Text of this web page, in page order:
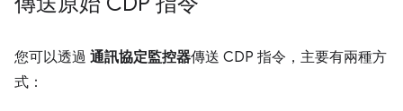
您可以透過 通訊協定監控器傳送 CDP 指令，主要有兩種方
式：